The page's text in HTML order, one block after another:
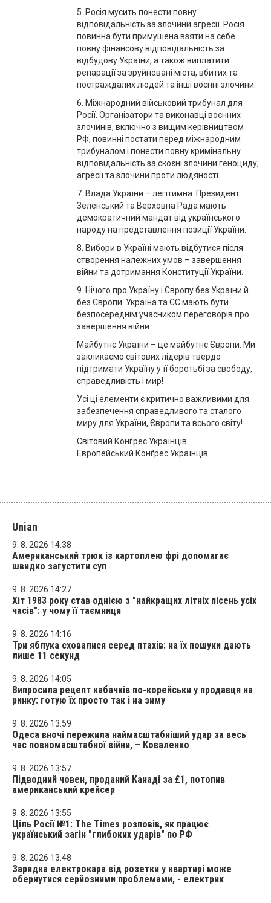
5. Росія мусить понести повну
відповідальність за злочини агресії. Росія
повинна бути примушена взяти на себе
повну фінансову відповідальність за
відбудову України, а також виплатити
репарації за зруйновані міста, вбитих та
постраждалих людей та інші воєнні злочини.
6. Міжнародний військовий трибунал для
Росії. Організатори та виконавці воєнних
злочинів, включно з вищим керівництвом
РФ, повинні постати перед міжнародним
трибуналом і понести повну кримінальну
відповідальність за скоєні злочини геноциду,
агресії та злочини проти людяності.
7. Влада України – легітимна. Президент
Зеленський та Верховна Рада мають
демократичний мандат від українського
народу на представлення позиції України.
8. Вибори в Україні мають відбутися після
створення належних умов – завершення
війни та дотримання Конституції України.
9. Нічого про Україну і Європу без України й
без Європи. Україна та ЄС мають бути
безпосереднім учасником переговорів про
завершення війни.
Майбутнє України – це майбутнє Європи. Ми
закликаємо світових лідерів твердо
підтримати Україну у її боротьбі за свободу,
справедливість і мир!
Усі ці елементи є критично важливими для
забезпечення справедливого та сталого
миру для України, Європи та всього світу!
Світовий Конґрес Українців
Eвропейський Конґрес Українців
Unian
9. 8. 2026 14:38
Американський трюк із картоплею фрі допомагає
швидко загустити суп
9. 8. 2026 14:27
Хіт 1983 року став однією з "найкращих літніх пісень усіх
часів": у чому її таємниця
9. 8. 2026 14:16
Три яблука сховалися серед птахів: на їх пошуки дають
лише 11 секунд
9. 8. 2026 14:05
Випросила рецепт кабачків по-корейськи у продавця на
ринку: готую їх просто так і на зиму
9. 8. 2026 13:59
Одеса вночі пережила наймасштабніший удар за весь
час повномасштабної війни, – Коваленко
9. 8. 2026 13:57
Підводний човен, проданий Канаді за £1, потопив
американський крейсер
9. 8. 2026 13:55
Ціль Росії №1: The Times розповів, як працює
український загін "глибоких ударів" по РФ
9. 8. 2026 13:48
Зарядка електрокара від розетки у квартирі може
обернутися серйозними проблемами, - електрик